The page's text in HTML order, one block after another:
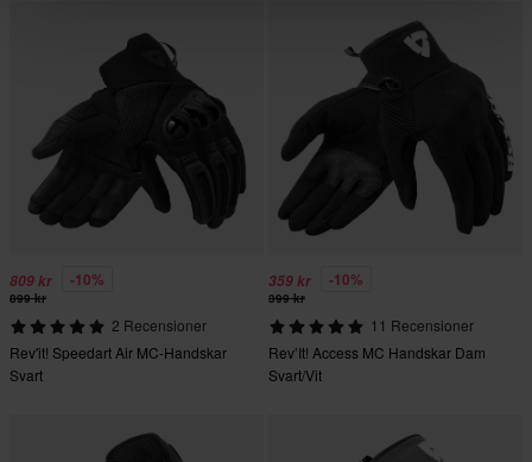
809 kr -10%
899 kr
2 Recensioner
Rev'it! Speedart Air MC-Handskar
Svart
359 kr -10%
399 kr
11 Recensioner
Rev’It! Access MC Handskar Dam
Svart/Vit